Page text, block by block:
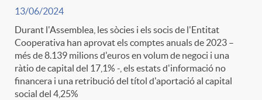
13/06/2024
Durant l'Assemblea, les sòcies i els socis de l'Entitat
Cooperativa han aprovat els comptes anuals de 2023 –
més de 8.139 milions d'euros en volum de negoci i una
ràtio de capital del 17,1% -, els estats d'informació no
financera i una retribució del títol d'aportació al capital
social del 4,25%